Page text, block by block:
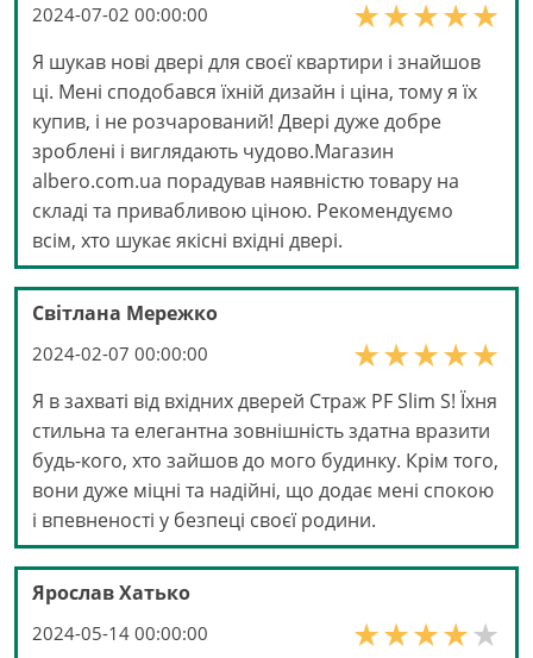
2024-07-02 00:00:00
Я шукав нові двері для своєї квартири і знайшов
ці. Мені сподобався їхній дизайн і ціна, тому я їх
купив, і не розчарований! Двері дуже добре
зроблені і виглядають чудово.Магазин
albero.com.ua порадував наявністю товару на
складі та привабливою ціною. Рекомендуємо
всім, хто шукає якісні вхідні двері.
Світлана Мережко
2024-02-07 00:00:00
Я в захваті від вхідних дверей Страж PF Slim S! Їхня
стильна та елегантна зовнішність здатна вразити
будь-кого, хто зайшов до мого будинку. Крім того,
вони дуже міцні та надійні, що додає мені спокою
і впевненості у безпеці своєї родини.
Ярослав Хатько
2024-05-14 00:00:00